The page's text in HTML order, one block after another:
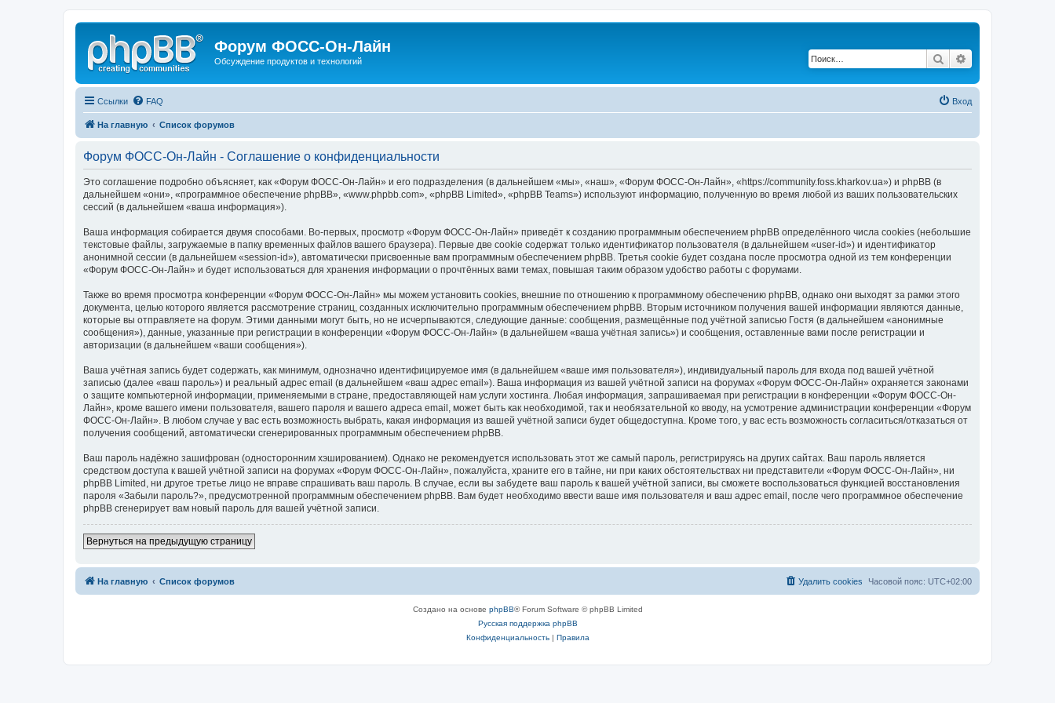
Форум ФОСС-Он-Лайн
Обсуждение продуктов и технологий Поиск
Ссылки FAQ Вход
На главную Список форумов
Форум ФОСС-Он-Лайн - Соглашение о конфиденциальности
Это соглашение подробно объясняет, как «Форум ФОСС-Он-Лайн» и его подразделения (в дальнейшем «мы», «наш», «Форум ФОСС-Он-Лайн», «https://community.foss.kharkov.ua») и phpBB (в
дальнейшем «они», «программное обеспечение phpBB», «www.phpbb.com», «phpBB Limited», «phpBB Teams») используют информацию, полученную во время любой из ваших пользовательских
сессий (в дальнейшем «ваша информация»).
Ваша информация собирается двумя способами. Во-первых, просмотр «Форум ФОСС-Он-Лайн» приведёт к созданию программным обеспечением phpBB определённого числа cookies (небольшие
текстовые файлы, загружаемые в папку временных файлов вашего браузера). Первые две cookie содержат только идентификатор пользователя (в дальнейшем «user-id») и идентификатор
анонимной сессии (в дальнейшем «session-id»), автоматически присвоенные вам программным обеспечением phpBB. Третья cookie будет создана после просмотра одной из тем конференции
«Форум ФОСС-Он-Лайн» и будет использоваться для хранения информации о прочтённых вами темах, повышая таким образом удобство работы с форумами.
Также во время просмотра конференции «Форум ФОСС-Он-Лайн» мы можем установить cookies, внешние по отношению к программному обеспечению phpBB, однако они выходят за рамки этого
документа, целью которого является рассмотрение страниц, созданных исключительно программным обеспечением phpBB. Вторым источником получения вашей информации являются данные,
которые вы отправляете на форум. Этими данными могут быть, но не исчерпываются, следующие данные: сообщения, размещённые под учётной записью Гостя (в дальнейшем «анонимные
сообщения»), данные, указанные при регистрации в конференции «Форум ФОСС-Он-Лайн» (в дальнейшем «ваша учётная запись») и сообщения, оставленные вами после регистрации и
авторизации (в дальнейшем «ваши сообщения»).
Ваша учётная запись будет содержать, как минимум, однозначно идентифицируемое имя (в дальнейшем «ваше имя пользователя»), индивидуальный пароль для входа под вашей учётной
записью (далее «ваш пароль») и реальный адрес email (в дальнейшем «ваш адрес email»). Ваша информация из вашей учётной записи на форумах «Форум ФОСС-Он-Лайн» охраняется законами
о защите компьютерной информации, применяемыми в стране, предоставляющей нам услуги хостинга. Любая информация, запрашиваемая при регистрации в конференции «Форум ФОСС-Он-
Лайн», кроме вашего имени пользователя, вашего пароля и вашего адреса email, может быть как необходимой, так и необязательной ко вводу, на усмотрение администрации конференции «Форум
ФОСС-Он-Лайн». В любом случае у вас есть возможность выбрать, какая информация из вашей учётной записи будет общедоступна. Кроме того, у вас есть возможность согласиться/отказаться от
получения сообщений, автоматически сгенерированных программным обеспечением phpBB.
Ваш пароль надёжно зашифрован (односторонним хэшированием). Однако не рекомендуется использовать этот же самый пароль, регистрируясь на других сайтах. Ваш пароль является
средством доступа к вашей учётной записи на форумах «Форум ФОСС-Он-Лайн», пожалуйста, храните его в тайне, ни при каких обстоятельствах ни представители «Форум ФОСС-Он-Лайн», ни
phpBB Limited, ни другое третье лицо не вправе спрашивать ваш пароль. В случае, если вы забудете ваш пароль к вашей учётной записи, вы сможете воспользоваться функцией восстановления
пароля «Забыли пароль?», предусмотренной программным обеспечением phpBB. Вам будет необходимо ввести ваше имя пользователя и ваш адрес email, после чего программное обеспечение
phpBB сгенерирует вам новый пароль для вашей учётной записи.
Вернуться на предыдущую страницу
На главную Список форумов Часовой пояс: UTC+02:00
Удалить cookies
Создано на основе phpBB® Forum Software © phpBB Limited
Русская поддержка phpBB
Конфиденциальность| Правила